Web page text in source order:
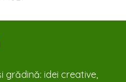
grădină: idei creative,